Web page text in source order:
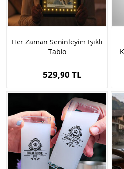
Her Zaman Seninleyim Işıklı
Tablo
529,90 TL